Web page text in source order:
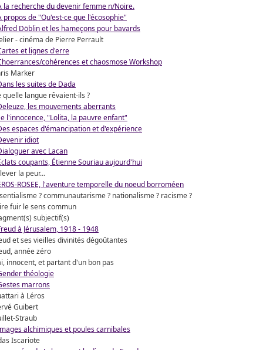
la recherche du devenir femme n/Noire.
propos de "Qu'est-ce que l'écosophie"
Döblin et les hameçons pour bavards
- cinéma de Pierre Perrault
et lignes d'erre
cohérences et chaosmose Workshop
Marker
les suites de Dada
quelle langue rêvaient-ils ?
les mouvements aberrants
l'innocence, "Lolita, la pauvre enfant"
espaces d'émancipation et d'expérience
idiot
avec Lacan
coupants, Étienne Souriau aujourd'hui
la peur…
ROSEE, l'aventure temporelle du noeud borroméen
? communautarisme ? nationalisme ? racisme ?
fuir le sens commun
subjectif(s)
à Jérusalem, 1918 - 1948
et ses vieilles divinités dégoûtantes
année zéro
innocent, et partant d'un bon pas
théologie
marrons
à Léros
Guibert
Straub
alchimiques et poules carnibales
Iscariote